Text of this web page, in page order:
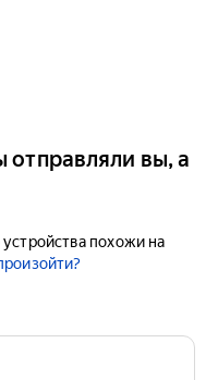
отправляли вы, а
похожи на